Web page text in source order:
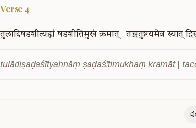
Verse 4
तुलादिषडशीत्यह्नां षडशीतिमुखं क्रमात् तच्चतुष्टयमेव स्यात्
tulādiṣaḍaśītyahnāṃ ṣaḍaśītimukhaṃ kramāt |